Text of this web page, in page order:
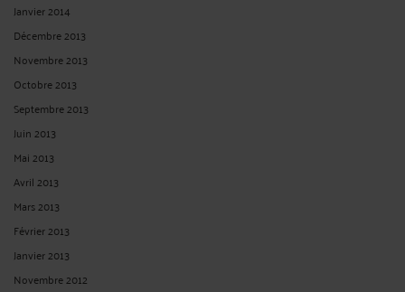
Janvier 2014
Décembre 2013
Novembre 2013
Octobre 2013
Septembre 2013
Juin 2013
Mai 2013
Avril 2013
Mars 2013
Février 2013
Janvier 2013
Novembre 2012